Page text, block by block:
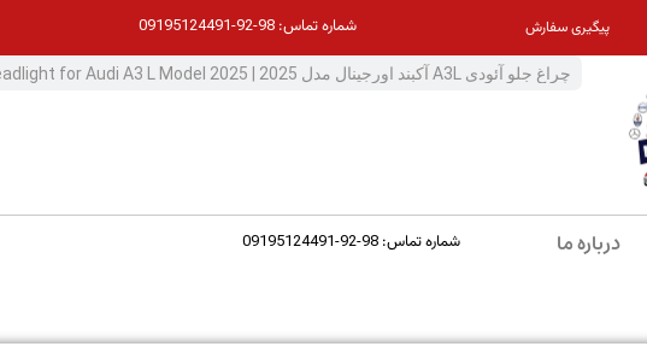
پیگیری سفارش شماره تماس: 98-92-09195124491
درباره ما شماره تماس: 98-92-09195124491